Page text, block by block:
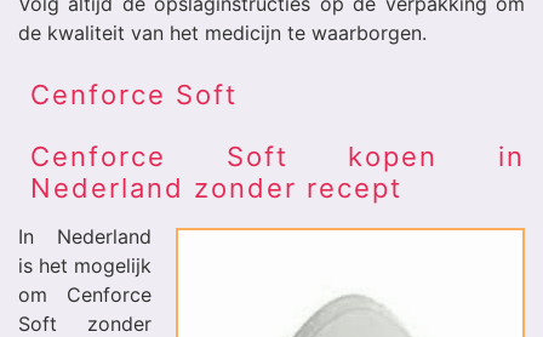
de kwaliteit van het medicijn te waarborgen.
Cenforce Soft
Cenforce Soft kopen in
Nederland zonder recept
In Nederland
is het mogelijk
om Cenforce
Soft zonder